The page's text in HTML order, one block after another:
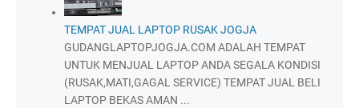
TEMPAT JUAL LAPTOP RUSAK JOGJA
GUDANGLAPTOPJOGJA.COM ADALAH TEMPAT
UNTUK MENJUAL LAPTOP ANDA SEGALA KONDISI
(RUSAK,MATI,GAGAL SERVICE) TEMPAT JUAL BELI
LAPTOP BEKAS AMAN ...